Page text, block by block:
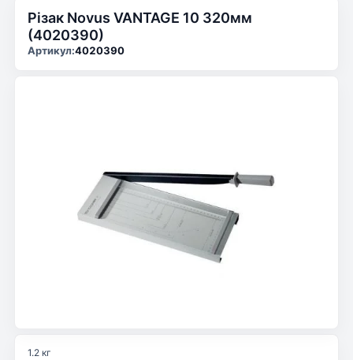
Різак Novus VANTAGE 10 320мм
(4020390)
Артикул:4020390
1.2 кг